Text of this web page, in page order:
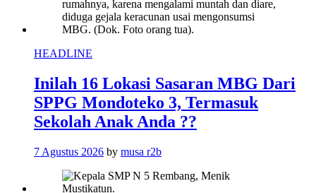
HEADLINE
Inilah 16 Lokasi Sasaran MBG Dari
SPPG Mondoteko 3, Termasuk
Sekolah Anak Anda ??
7 Agustus 2026 by musa r2b